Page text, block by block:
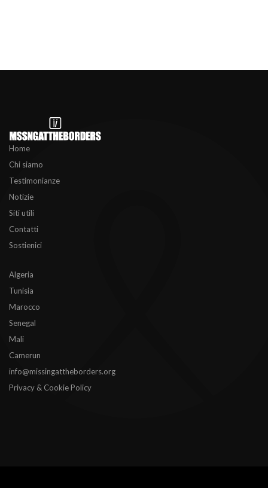
Home
Chi siamo
Testimonianze
Notizie
Siti utili
Contatti
Sostienici
Algeria
Tunisia
Marocco
Senegal
Mali
Camerun
info@missingattheborders.org
Privacy & Cookie Policy